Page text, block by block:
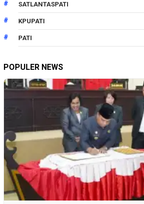
SATLANTASPATI
KPUPATI
PATI
POPULER NEWS